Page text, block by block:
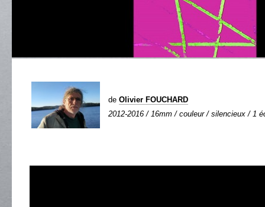
de Olivier FOUCHARD
2012-2016 / 16mm / couleur / silencieux / 1